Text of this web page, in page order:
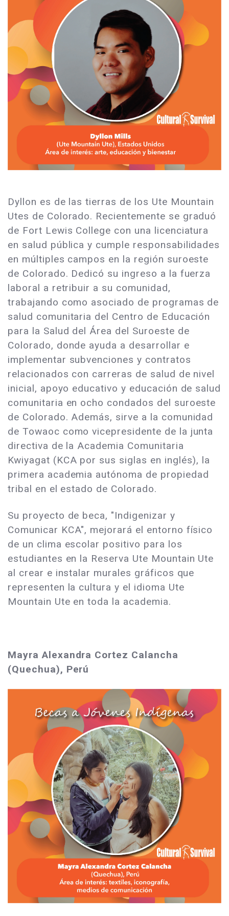
Dyllon es de las tierras de los Ute Mountain
Utes de Colorado. Recientemente se graduó
de Fort Lewis College con una licenciatura
en salud pública y cumple responsabilidades
en múltiples campos en la región suroeste
de Colorado. Dedicó su ingreso a la fuerza
laboral a retribuir a su comunidad,
trabajando como asociado de programas de
salud comunitaria del Centro de Educación
para la Salud del Área del Suroeste de
Colorado, donde ayuda a desarrollar e
implementar subvenciones y contratos
relacionados con carreras de salud de nivel
inicial, apoyo educativo y educación de salud
comunitaria en ocho condados del suroeste
de Colorado. Además, sirve a la comunidad
de Towaoc como vicepresidente de la junta
directiva de la Academia Comunitaria
Kwiyagat (KCA por sus siglas en inglés), la
primera academia autónoma de propiedad
tribal en el estado de Colorado.
Su proyecto de beca, "Indigenizar y
Comunicar KCA", mejorará el entorno físico
de un clima escolar positivo para los
estudiantes en la Reserva Ute Mountain Ute
al crear e instalar murales gráficos que
representen la cultura y el idioma Ute
Mountain Ute en toda la academia.
Mayra Alexandra Cortez Calancha
(Quechua), Perú